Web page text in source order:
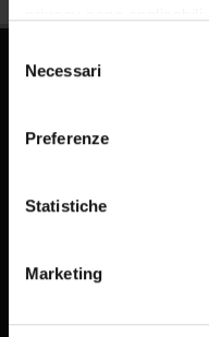
modificare o revocare il
momento dalla
raccogliere
geografica, con
Identificare il tuo
delNecessari
Preferenze
Statistiche
Marketing
FAQ - Domande
Pubblicazioni - IRIS